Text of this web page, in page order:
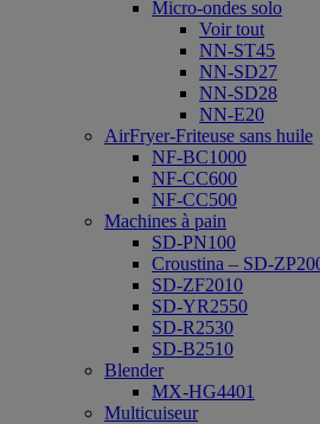
Micro-ondes solo
Voir tout
NN-ST45
NN-SD27
NN-SD28
NN-E20
AirFryer-Friteuse sans huile
NF-BC1000
NF-CC600
NF-CC500
Machines à pain
SD-PN100
Croustina – SD-
SD-ZF2010
SD-YR2550
SD-R2530
SD-B2510
Blender
MX-HG4401
Multicuiseur